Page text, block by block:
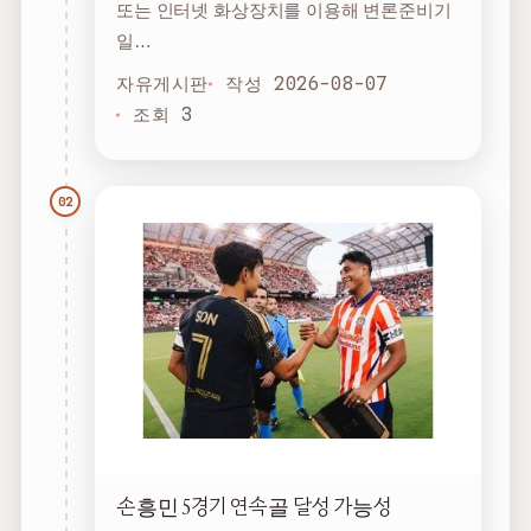
또는 인터넷 화상장치를 이용해 변론준비기
일…
자유게시판
작성 2026-08-07
조회 3
02
손흥민 5경기 연속골 달성 가능성